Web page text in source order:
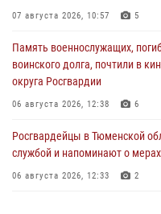
07 августа 2026, 10:57 5
Память военнослужащих,
воинского долга, почтили в
округа Росгвардии
06 августа 2026, 12:38 6
Росгвардейцы в Тюменской
службой и напоминают о
06 августа 2026, 12:33 2